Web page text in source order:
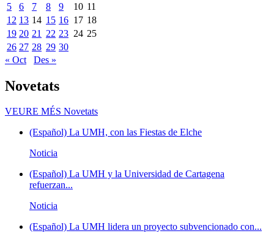
5
6 7 8 9 10 11
12 13 14 15 16 17 18
19 20 21 22 23 24 25
26 27 28 29 30
« Oct
Des »
Novetats
VEURE MÉS Novetats
(Español) La UMH, con las Fiestas de Elche
Noticia
(Español) La UMH y la Universidad de Cartagena
refuerzan...
Noticia
(Español) La UMH lidera un proyecto subvencionado con...